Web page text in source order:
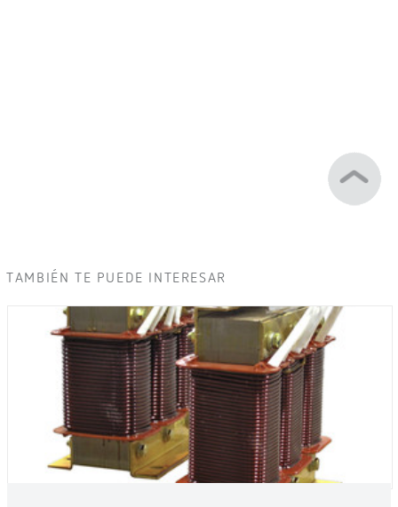
TAMBIÉN TE PUEDE INTERESAR